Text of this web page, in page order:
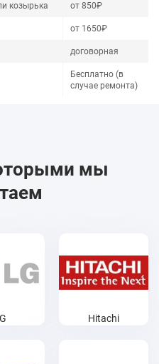
козырька от 850₽
от 1650₽
договорная
Бесплатно (в
случае ремонта)
мы
Hitachi